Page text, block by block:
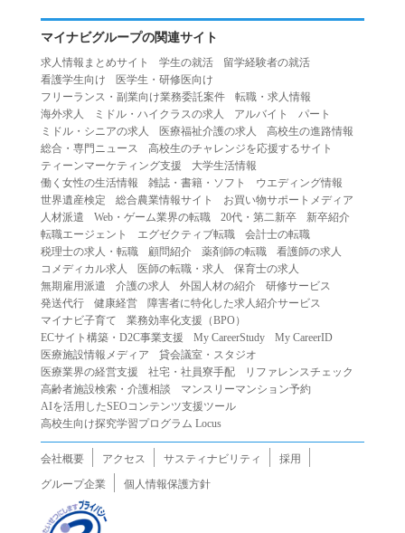
１.利用者は、本サービスを利用する上で次の各号に定める
とします。
（１）重複、虚偽の情報、または自己以外の情報を登録す
る行為
（２）第三者になりすまして本サービスを利用する行為
（３）当社または第三者の著作権等の知的財産権、プライ
バシー、その他の権利を侵害する行為
（４）当社または第三者を誹謗中傷する行為
（５）当社または第三者に不利益を与える行為
（６）営利を目的とした行為
（７）政治・選挙・宗教活動またはそれらに類する行為
（８）本サービスの運営を妨害する行為
（９）法令違反、犯罪行為、または公序良俗に反する行為
（１０）暴力的な要求行為、または法的な責任を超えた不
当な要求行為
（１１）その他当社が不適切であると判断する行為
２.当社は、前項の定めに該当する行為を行った利用者に対
の提供を停止または中断することができるものとします。
第５条（免責）
１.当社は、本サービスの利用（これらに伴う当社または第
三者の情報提供行為等を含みます）により、利用者に生じ
マイナビグループの関連サイト
求人情報まとめサイト 学生の就活
留学経験者の就活
看護学生向け
医学生・研修医向け
フリーランス・副業向け業務委託案件
転職・求人情報
海外求人
ミドル・ハイクラスの求人 アルバイト
パート
ミドル・シニアの求人
医療福祉介護の求人
高校生の進路情報
総合・専門ニュース
高校生のチャレンジを応援するサイト
ティーンマーケティング支援
大学生活情報
働く女性の生活情報
雑誌・書籍・ソフト
ウエディング情報
世界遺産検定
総合農業情報サイト
お買い物サポートメディア
人材派遣
Web・ゲーム業界の転職 20代・第二新卒
新卒紹介
転職エージェント
エグゼクティブ転職
会計士の転職
税理士の求人・転職
顧問紹介 薬剤師の転職
看護師の求人
コメディカル求人
医師の転職・求人
保育士の求人
無期雇用派遣
介護の求人 外国人材の紹介
研修サービス
発送代行
健康経営
障害者に特化した求人紹介サービス
マイナビ子育て
業務効率化支援（BPO）
ECサイト構築・D2C事業支援
My CareerStudy
My CareerID
医療施設情報メディア
貸会議室・スタジオ
医療業界の経営支援
社宅・社員寮手配
リファレンスチェック
高齢者施設検索・介護相談
マンスリーマンション予約
AIを活用したSEOコンテンツ支援ツール
高校生向け探究学習プログラム Locus
会社概要 アクセス サスティナビリティ
採用
グループ企業
個人情報保護方針